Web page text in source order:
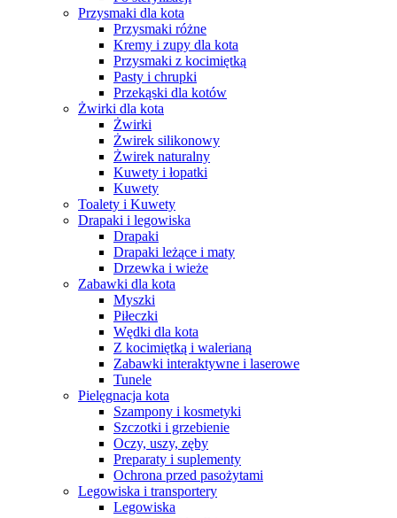
Przysmaki dla kota
Przysmaki różne
Kremy i zupy dla kota
Przysmaki z kocimiętką
Pasty i chrupki
Przekąski dla kotów
Żwirki dla kota
Żwirki
Żwirek silikonowy
Żwirek naturalny
Kuwety i łopatki
Kuwety
Toalety i Kuwety
Drapaki i legowiska
Drapaki
Drapaki leżące i maty
Drzewka i wieże
Zabawki dla kota
Myszki
Piłeczki
Wędki dla kota
Z kocimiętką i walerianą
Zabawki interaktywne i laserowe
Tunele
Pielęgnacja kota
Szampony i kosmetyki
Szczotki i grzebienie
Oczy, uszy, zęby
Preparaty i suplementy
Ochrona przed pasożytami
Legowiska i transportery
Legowiska